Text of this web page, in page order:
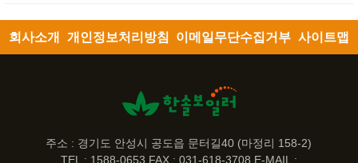
회사소개 개인정보처리방침 이메일무단수집거부 사이트맵
주소 : 경기도 안성시 공도읍 문터길40 (마정리 158-2)
TEL : 1588-0653 FAX : 031-618-3708 E-MAIL :